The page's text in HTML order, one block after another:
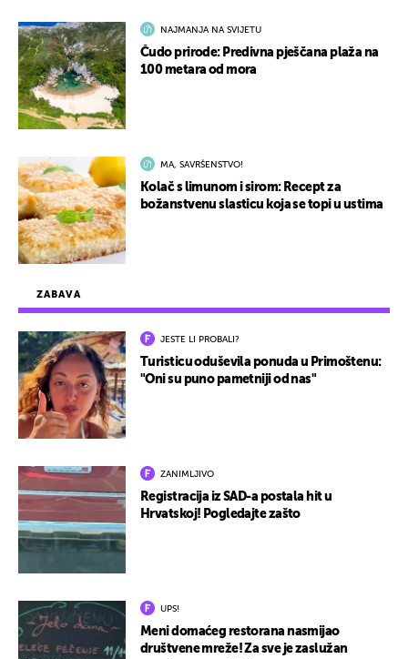
ZABAVA
JESTE LI PROBALI?
Turisticu oduševila ponuda u Primoštenu:
"Oni su puno pametniji od nas"
ZANIMLJIVO
Registracija iz SAD-a postala hit u
Hrvatskoj! Pogledajte zašto
UPS!
Meni domaćeg restorana nasmijao
društvene mreže! Za sve je zaslužan
NAJMANJA NA SVIJETU
Čudo prirode: Predivna pješčana plaža na
100 metara od mora
MA, SAVRŠENSTVO!
Kolač s limunom i sirom: Recept za
božanstvenu slasticu koja se topi u ustima